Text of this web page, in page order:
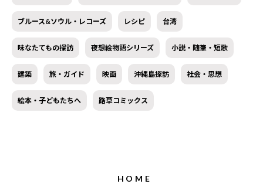
ブルース&ソウル・レコーズ レシピ 台湾
味なたてもの探訪 夜想絵物語シリーズ 小説・随筆・短歌
建築 旅・ガイド 映画 沖縄島探訪 社会・思想
絵本・子どもたちへ 路草コミックス
HOME